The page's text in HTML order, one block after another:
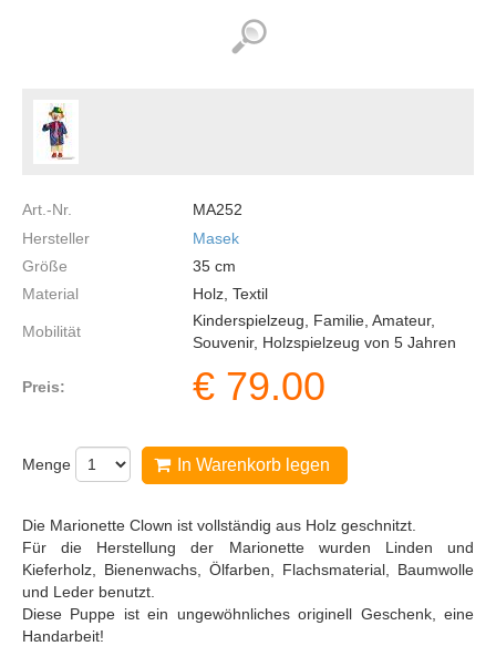
Art.-Nr.
MA252
Hersteller
Masek
Größe
35 cm
Material
Holz, Textil
Mobilität
Kinderspielzeug, Familie, Amateur,
Souvenir, Holzspielzeug von 5 Jahren
Preis: € 79.00
Menge In Warenkorb legen
Die Marionette Clown ist vollständig aus Holz geschnitzt.
Für die Herstellung der Marionette wurden Linden und
Kieferholz, Bienenwachs, Ölfarben, Flachsmaterial, Baumwolle
und Leder benutzt.
Diese Puppe ist ein ungewöhnliches originell Geschenk, eine
Handarbeit!